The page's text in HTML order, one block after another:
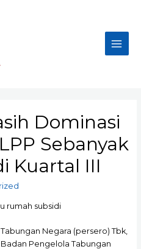
Main
Dominasi
Sebanyak
Kuartal III
rumah subsidi
Tabungan Negara (persero) Tbk,
Pengelola Tabungan